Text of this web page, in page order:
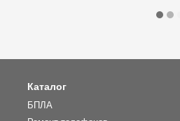
Каталог
БПЛА